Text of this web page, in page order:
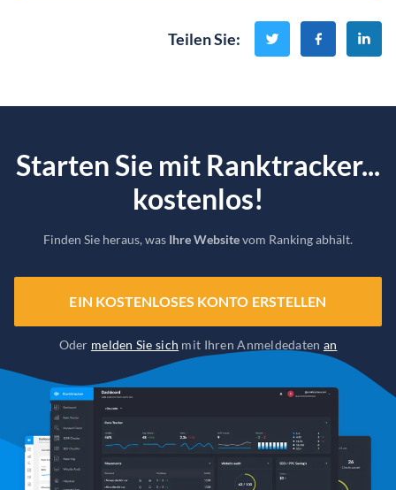
Teilen Sie:
Starten Sie mit Ranktracker...
kostenlos!
Finden Sie heraus, was Ihre Websitevom Ranking abhält.
EIN KOSTENLOSES KONTO ERSTELLEN
Oder melden Sie sich mit Ihren Anmeldedaten an